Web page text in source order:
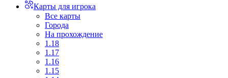
Карты для игрока
Все карты
Города
На прохождение
1.18
1.17
1.16
1.15